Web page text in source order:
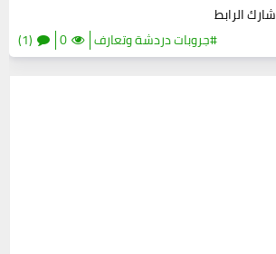
شارك الرابط
#جروبات دردشة وتعارف
0
(1)